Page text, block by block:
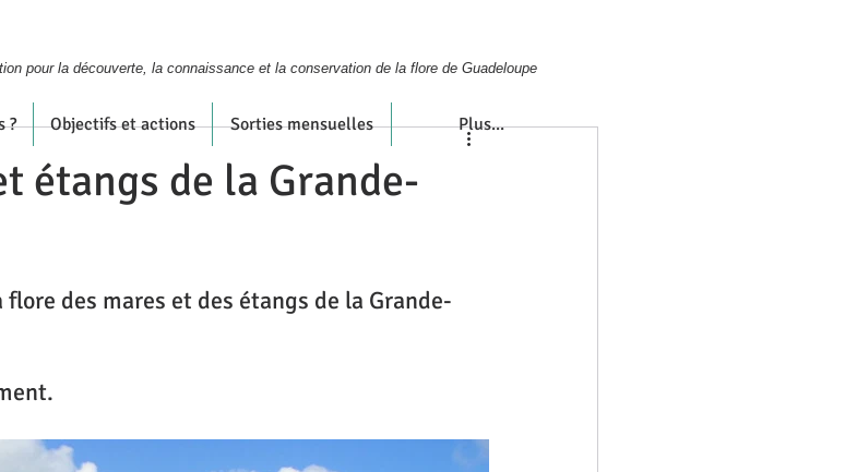
pour la découverte, la connaissance et la conservation de la flore de Guadeloupe
? Objectifs et actions Sorties mensuelles Plus...
étangs de la Grande-
des mares et des étangs de la Grande-